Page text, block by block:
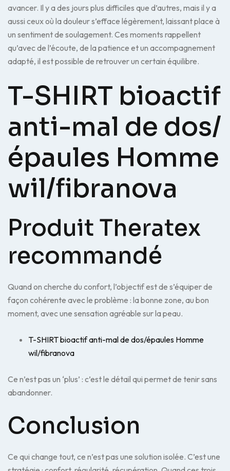
avancer. Il y a des jours plus difficiles que d’autres, mais il y a
aussi ceux où la douleur s’efface légèrement, laissant place à
un sentiment de soulagement. Ces moments rappellent
qu’avec de l’écoute, de la patience et un accompagnement
adapté, il est possible de retrouver un certain équilibre.
T-SHIRT bioactif
anti-mal de dos/
épaules Homme
wil/fibranova
Produit Theratex
recommandé
Quand on cherche du confort, l’objectif est de s’équiper de
façon cohérente avec le problème : la bonne zone, au bon
moment, avec une sensation agréable sur la peau.
T-SHIRT bioactif anti-mal de dos/épaules Homme
wil/fibranova
Ce n’est pas un ‘plus’ : c’est le détail qui permet de tenir sans
abandonner.
Conclusion
Ce qui change tout, ce n’est pas une solution isolée. C’est une